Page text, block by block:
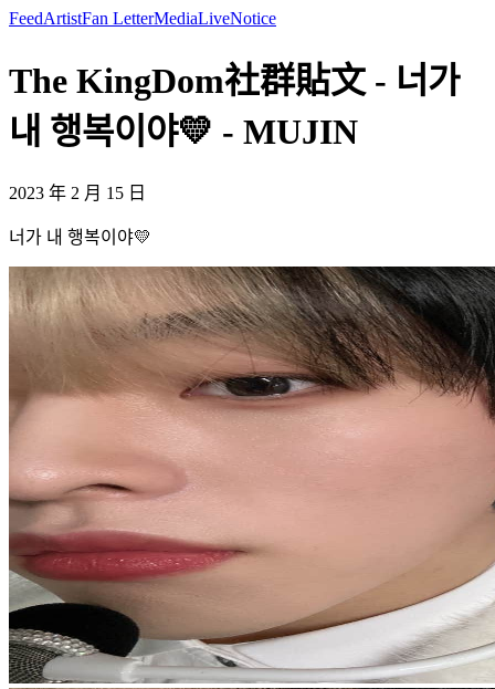
FeedArtistFan LetterMediaLiveNotice
The KingDom社群貼文 - 너가
내 행복이야💛 - MUJIN
2023 年 2 月 15 日
너가 내 행복이야💛